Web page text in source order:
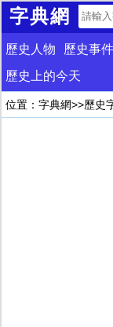
字典網
歷史人物 歷史事件
歷史上的今天
位置： 字典網>>歷史